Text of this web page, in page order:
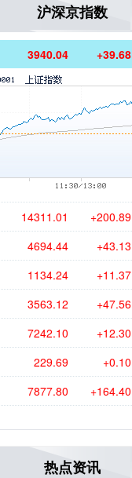
沪深京指数
3940.04 +39.68
14311.01 +200.89
4694.44 +43.13
1134.24 +11.37
3563.12 +47.56
7242.10 +12.30
229.69 +0.10
7877.80 +164.40
热点资讯